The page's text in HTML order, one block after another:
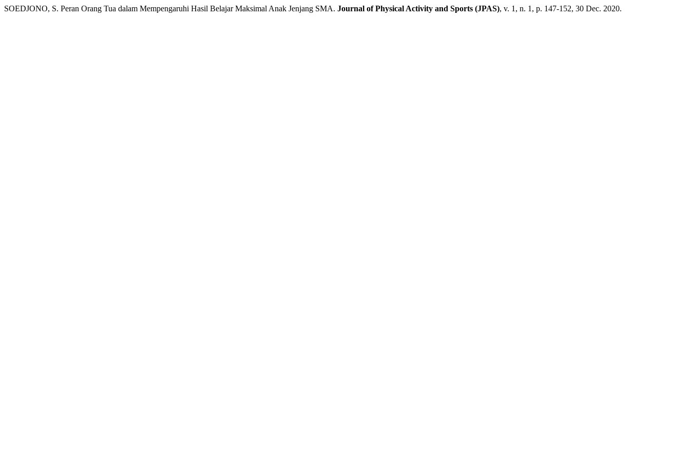
SOEDJONO, S. Peran Orang Tua dalam Mempengaruhi Hasil Belajar Maksimal Anak Jenjang SMA. Journal of Physical Activity and Sports (JPAS), v. 1, n. 1, p. 147-152, 30 Dec. 2020.